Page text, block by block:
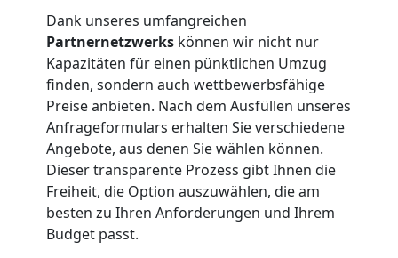
Dank unseres umfangreichen
Partnernetzwerks können wir nicht nur
Kapazitäten für einen pünktlichen Umzug
finden, sondern auch wettbewerbsfähige
Preise anbieten. Nach dem Ausfüllen unseres
Anfrageformulars erhalten Sie verschiedene
Angebote, aus denen Sie wählen können.
Dieser transparente Prozess gibt Ihnen die
Freiheit, die Option auszuwählen, die am
besten zu Ihren Anforderungen und Ihrem
Budget passt.
Beiladung
Leonding
Mini
Umzug
Leonding